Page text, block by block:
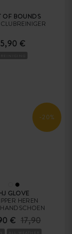
OF BOUNDS
5,90 €
-20%
GLOVE
HEREN
€ 17,90